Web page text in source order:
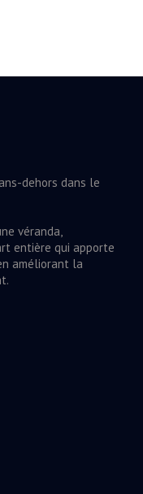
dehors dans le
véranda,
entière qui apporte
améliorant la